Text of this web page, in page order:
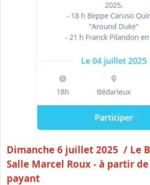
Dimanche 6 juillet 2025 / Le
Salle Marcel Roux - à partir
payant